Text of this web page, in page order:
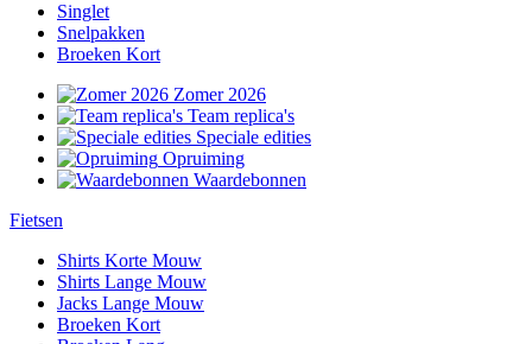
Singlet
Snelpakken
Broeken Kort
Zomer 2026
Team replica's
Speciale edities
Opruiming
Waardebonnen
Fietsen
Shirts Korte Mouw
Shirts Lange Mouw
Jacks Lange Mouw
Broeken Kort